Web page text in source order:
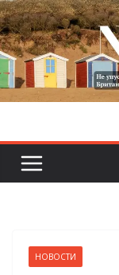
Skip
to
content
НОВОСТИ